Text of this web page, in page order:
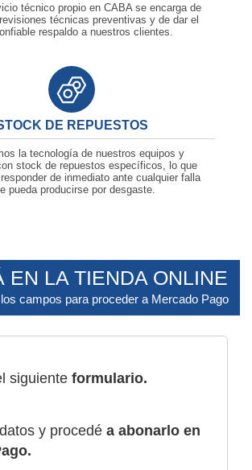
técnico propio en CABA se encarga de
técnicas preventivas y de dar el
respaldo a nuestros clientes.
DE REPUESTOS
la tecnología de nuestros equipos y
stock de repuestos específicos, lo que
de inmediato ante cualquier falla
pueda producirse por desgaste.
EN LA TIENDA ONLINE
campos para proceder a Mercado Pago
siguiente formulario.
y procedé a abonarlo en